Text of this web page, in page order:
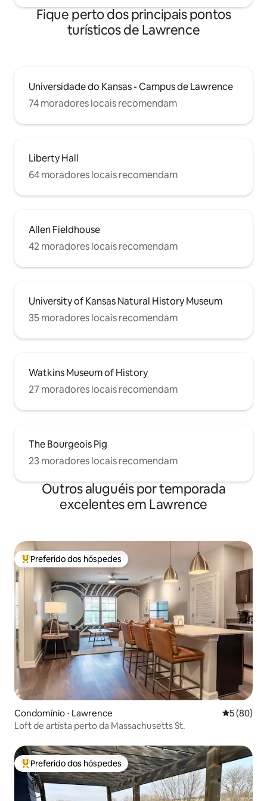
Fique perto dos principais pontos
turísticos de Lawrence
Universidade do Kansas - Campus de Lawrence
74 moradores locais recomendam
Liberty Hall
64 moradores locais recomendam
Allen Fieldhouse
42 moradores locais recomendam
University of Kansas Natural History Museum
35 moradores locais recomendam
Watkins Museum of History
27 moradores locais recomendam
The Bourgeois Pig
23 moradores locais recomendam
Outros aluguéis por temporada
excelentes em Lawrence
Entre os melhores preferidos dos hóspedes
Preferido dos hóspedes
Condomínio ⋅ Lawrence 5 de uma
5 (80)
Loft de artista perto da Massachusetts St.
Entre os melhores preferidos dos hóspedes
Preferido dos hóspedes